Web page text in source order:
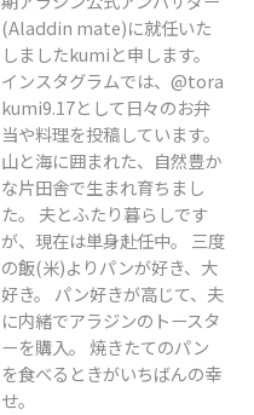
(Aladdin mate)に就任いた
しましたkumiと申します。
インスタグラムでは、@tora
kumi9.17として日々のお弁
当や料理を投稿しています。
山と海に囲まれた、自然豊か
な片田舎で生まれ育ちまし
た。 夫とふたり暮らしです
が、現在は単身赴任中。 三度
の飯(米)よりパンが好き、大
好き。 パン好きが高じて、夫
に内緒でアラジンのトースタ
ーを購入。 焼きたてのパン
を食べるときがいちばんの幸
せ。